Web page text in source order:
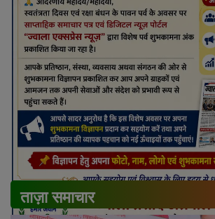
ताज़ा समाचार